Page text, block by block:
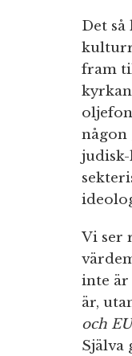
Det
fram
någon
Vi ser
inte är
är,
och
Själva